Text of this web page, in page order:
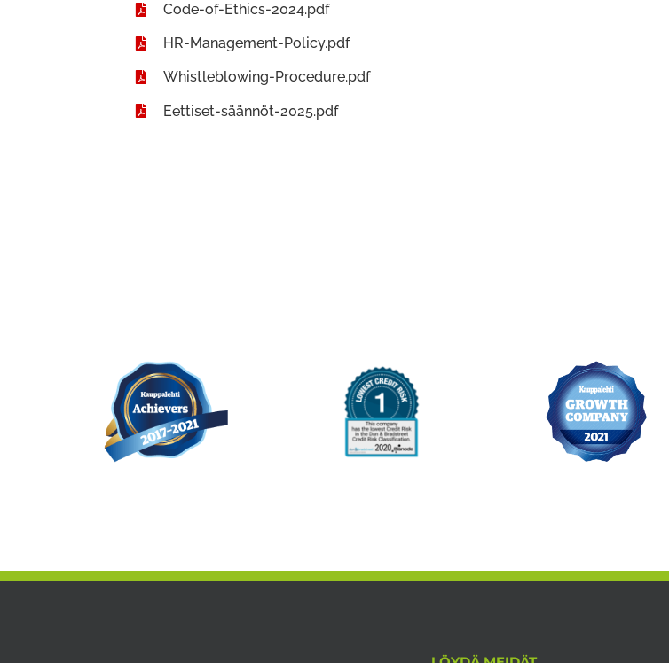
Code-of-Ethics-2024.pdf
HR-Management-Policy.pdf
Whistleblowing-Procedure.pdf
Eettiset-säännöt-2025.pdf